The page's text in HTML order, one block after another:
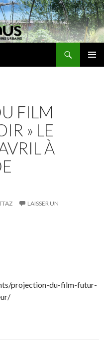
FILM
» LE
À
LAISSER UN
projection-du-film-futur-